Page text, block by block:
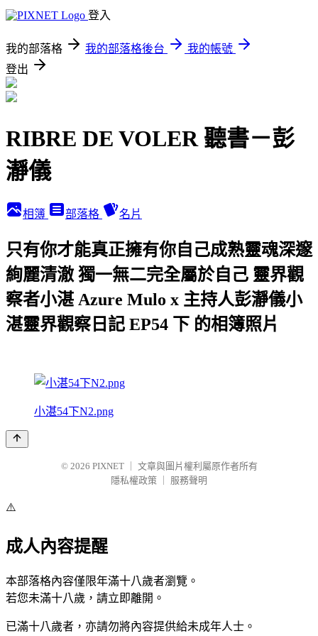
登入
我的部落格 我的部落格後台
我的帳號
登出
RIBRE DE VOLER 聽書－彭
瀞儀
相簿 部落格 名片
只有你才能真正擁有你自己成熟靈魂深邃
絢麗清澈 獨一無二完全屬於自己 靈界觀
察者小湛 Azure Mulo x 主持人彭瀞儀小
湛靈界觀察日記 EP54 下 的相簿照片
小湛54下N2.png
© 2026 PIXNET
文章與圖片權利屬原作者所有
隱私權政策
服務聲明
⚠️
成人內容提醒
本部落格內容僅限年滿十八歲者瀏覽。
若您未滿十八歲，請立即離開。
已滿十八歲者，亦請勿將內容提供給未成年人士。